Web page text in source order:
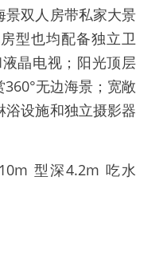
景双人房带私家大景
型也均配备独立卫
晶电视；阳光顶层
无边海景；宽敞
浴设施和独立摄影器
型深4.2m 吃水